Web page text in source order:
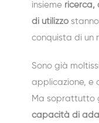
insieme ricerca,
di utilizzo
conquista di un
Sono già
applicazione, e
Ma soprattutto
capacità di